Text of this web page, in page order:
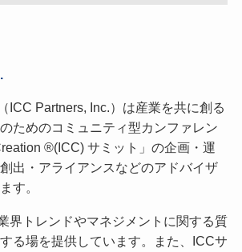
ICC Partners, Inc.）は産業を共に創る
ためのコミュニティ型カンファレン
®(ICC) サミット」の企画・運
出・アライアンスなどのアドバイザ
す。
界トレンドやマネジメントに関する質
る場を提供しています。また、ICCサ